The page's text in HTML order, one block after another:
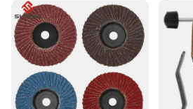
for efficient nail trimming
Parts and Accessories: Includes
heads for versatile nail shaping
Usage and Purpose: Ideal for
and professional nail care
Applicable People: Suitable for
experienced nail technicians